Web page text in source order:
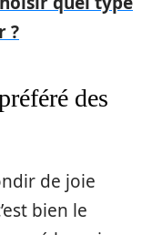
?
des
de joie
bien le